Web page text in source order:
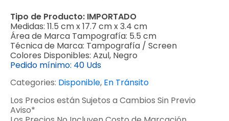
Tipo de Producto: IMPORTADO
Medidas: 11.5 cm x 17.7 cm x 3.4 cm
Área de Marca Tampografía: 5.5 cm
Técnica de Marca: Tampografía / Screen
Colores Disponibles: Azul, Negro
Pedido mínimo: 40 Uds
Categories: Disponible, En Tránsito
Los Precios están Sujetos a Cambios Sin Previo
Aviso*